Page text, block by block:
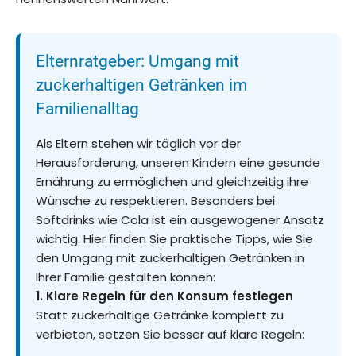
Elternratgeber: Umgang mit
zuckerhaltigen Getränken im
Familienalltag
Als Eltern stehen wir täglich vor der
Herausforderung, unseren Kindern eine gesunde
Ernährung zu ermöglichen und gleichzeitig ihre
Wünsche zu respektieren. Besonders bei
Softdrinks wie Cola ist ein ausgewogener Ansatz
wichtig. Hier finden Sie praktische Tipps, wie Sie
den Umgang mit zuckerhaltigen Getränken in
Ihrer Familie gestalten können:
1. Klare Regeln für den Konsum festlegen
Statt zuckerhaltige Getränke komplett zu
verbieten, setzen Sie besser auf klare Regeln: